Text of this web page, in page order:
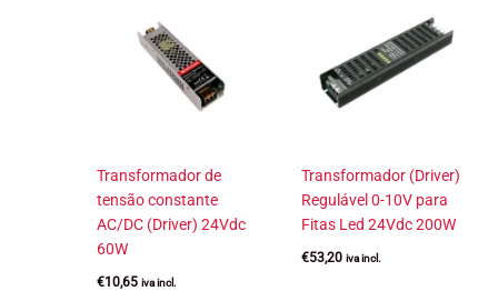
Transformador de
tensão constante
AC/DC (Driver) 24Vdc
60W
€10,65 iva incl.
Transformador (Driver)
Regulável 0-10V para
Fitas Led 24Vdc 200W
€53,20 iva incl.